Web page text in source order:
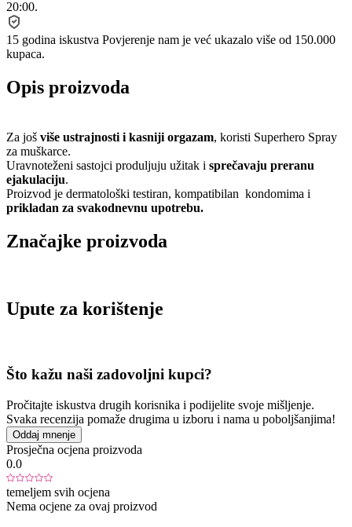
20:00.
15 godina iskustva Povjerenje nam je već ukazalo više od 150.000
kupaca.
Opis proizvoda
Za još više ustrajnosti i kasniji orgazam, koristi Superhero Spray
za muškarce.
Uravnoteženi sastojci produljuju užitak i sprečavaju preranu
ejakulaciju.
Proizvod je dermatološki testiran, kompatibilan kondomima i
prikladan za svakodnevnu upotrebu.
Značajke proizvoda
Upute za korištenje
Što kažu naši zadovoljni kupci?
Pročitajte iskustva drugih korisnika i podijelite svoje mišljenje.
Svaka recenzija pomaže drugima u izboru i nama u poboljšanjima!
Oddaj mnenje
Prosječna ocjena proizvoda
0.0
temeljem svih ocjena
Nema ocjene za ovaj proizvod